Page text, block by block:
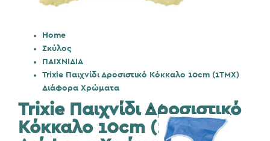
Home
Σκύλος
ΠΑΙΧΝΙΔΙΑ
Trixie Παιχνίδι Δροσιστικό Κόκκαλο 10cm (1ΤΜΧ)
Διάφορα Χρώματα
Trixie Παιχνίδι Δροσιστικό
Κόκκαλο 10cm (1ΤΜΧ)